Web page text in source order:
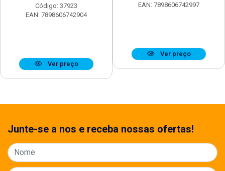
Código: 37923
EAN: 7898606742904
Ver preço
EAN: 7898606742997
Ver preço
Junte-se a nos e receba nossas ofertas!